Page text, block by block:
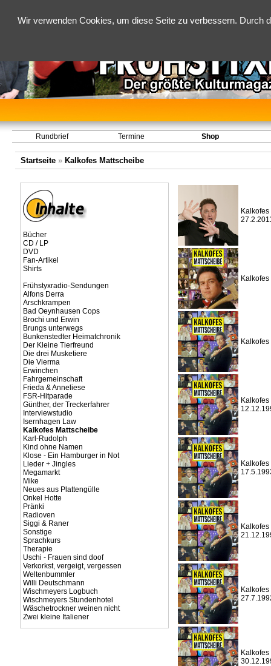
Wir verwenden Cookies, um diese Seite zu verbessern.
Rundbrief Termine Shop
Startseite» Kalkofes Mattscheibe
Bücher
CD / LP
DVD
Fan-Artikel
Shirts
Frühstyxradio-Sendungen
Alfons Derra
Arschkrampen
Bad Oeynhausen Cops
Brochi und Erwin
Brungs unterwegs
Bunkenstedter Heimatchronik
Der Kleine Tierfreund
Die drei Musketiere
Die Vierma
Erwinchen
Fahrgemeinschaft
Frieda & Anneliese
FSR-Hitparade
Günther, der Treckerfahrer
Interviewstudio
Isernhagen Law
Kalkofes Mattscheibe
Karl-Rudolph
Kind ohne Namen
Klose - Ein Hamburger in Not
Lieder + Jingles
Megamarkt
Mike
Neues aus Plattengülle
Onkel Hotte
Pränki
Radioven
Siggi & Raner
Sonstige
Sprachkurs
Therapie
Uschi - Frauen sind doof
Verkorkst, vergeigt, vergessen
Weltenbummler
Willi Deutschmann
Wischmeyers Logbuch
Wischmeyers Stundenhotel
Wäschetrockner weinen nicht
Zwei kleine Italiener